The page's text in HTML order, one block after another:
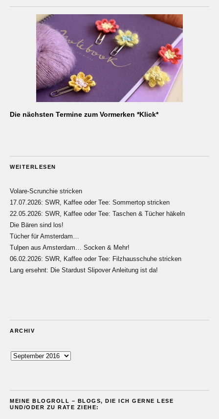
Die nächsten Termine zum Vormerken *Klick*
WEITERLESEN
Volare-Scrunchie stricken
17.07.2026: SWR, Kaffee oder Tee: Sommertop stricken
22.05.2026: SWR, Kaffee oder Tee: Taschen & Tücher häkeln
Die Bären sind los!
Tücher für Amsterdam…
Tulpen aus Amsterdam… Socken & Mehr!
06.02.2026: SWR, Kaffee oder Tee: Filzhausschuhe stricken
Lang ersehnt: Die Stardust Slipover Anleitung ist da!
ARCHIV
Archiv
MEINE BLOGROLL – BLOGS, DIE ICH GERNE LESE
UND/ODER ZU RATE ZIEHE: